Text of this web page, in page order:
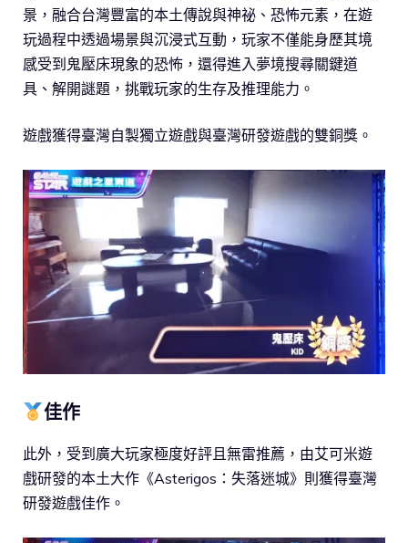
景，融合台灣豐富的本土傳說與神祕、恐怖元素，在遊
玩過程中透過場景與沉浸式互動，玩家不僅能身歷其境
感受到鬼壓床現象的恐怖，還得進入夢境搜尋關鍵道
具、解開謎題，挑戰玩家的生存及推理能力。
遊戲獲得臺灣自製獨立遊戲與臺灣研發遊戲的雙銅獎。
佳作
此外，受到廣大玩家極度好評且無雷推薦，由艾可米遊
戲研發的本土大作《Asterigos：失落迷城》則獲得臺灣
研發遊戲佳作。